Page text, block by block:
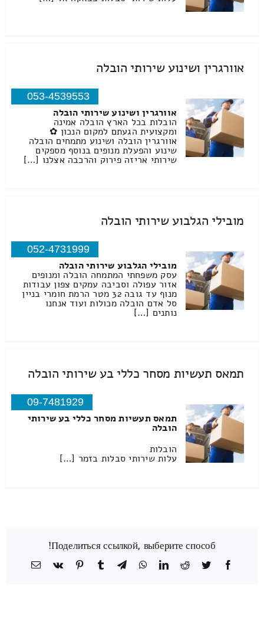
אוורגרין ושינוע שירותי הובלה
053-4539553
אוורגרין ושינוע שירותי הובלה
הובלות בכל הארץ הובלה אמינה
ומקצועית הגעתם למקום הנכון ✿
אוורגרין הובלה ושינוע מתמחים הובלה
שינוע והפעלת מנופים בנוסף מספקים
שירותי אריזה פירוק והרכבה אצלנו […]
מובילי הגלבוע שירותי הובלה
052-4731999
מובילי הגלבוע שירותי הובלה
עסק משפחתי המתמחה הובלה ומנופים
אזור עפולה וסביבה עמקים צפון עבודות
מנוף עד גובה 32 מטר הרמת חומרי בניין
סל אדם הובלה מכולות ועוד אנחנו
נותנים […]
תמאס תעשיות מסחר כללי בע שירותי הובלה
09-7481929
תמאס תעשיות מסחר כללי בע שירותי
הובלה
הובלות
עלות שירותי סבלות בזמר […]
Поделиться ссылкой, выберите способ!
Facebook
Twitter
Reddit
LinkedIn
WhatsApp
Telegram
Tumblr
Pinterest
Vk
כתובת